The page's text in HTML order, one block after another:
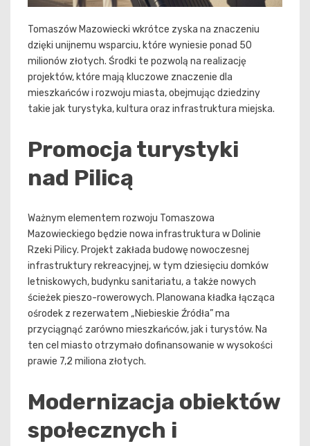
Tomaszów Mazowiecki wkrótce zyska na znaczeniu
dzięki unijnemu wsparciu, które wyniesie ponad 50
milionów złotych. Środki te pozwolą na realizację
projektów, które mają kluczowe znaczenie dla
mieszkańców i rozwoju miasta, obejmując dziedziny
takie jak turystyka, kultura oraz infrastruktura miejska.
Promocja turystyki
nad Pilicą
Ważnym elementem rozwoju Tomaszowa
Mazowieckiego będzie nowa infrastruktura w Dolinie
Rzeki Pilicy. Projekt zakłada budowę nowoczesnej
infrastruktury rekreacyjnej, w tym dziesięciu domków
letniskowych, budynku sanitariatu, a także nowych
ścieżek pieszo-rowerowych. Planowana kładka łącząca
ośrodek z rezerwatem „Niebieskie Źródła” ma
przyciągnąć zarówno mieszkańców, jak i turystów. Na
ten cel miasto otrzymało dofinansowanie w wysokości
prawie 7,2 miliona złotych.
Modernizacja obiektów
społecznych i